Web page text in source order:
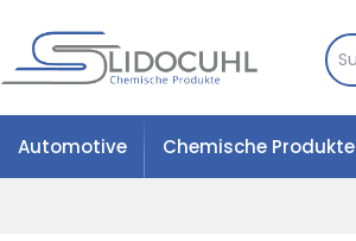
Automotive Chemische Produkte